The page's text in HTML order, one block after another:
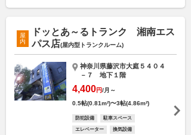
屋
内
ドッとあ～るトランク 湘南エス
パス店(屋内型トランクルーム)
神奈川県藤沢市大庭５４０４
－７ 地下１階
4,400円/月～
0.5帖(0.81m²)〜3帖(4.86m²)
防犯設備 駐車スペース
エレベーター 換気設備